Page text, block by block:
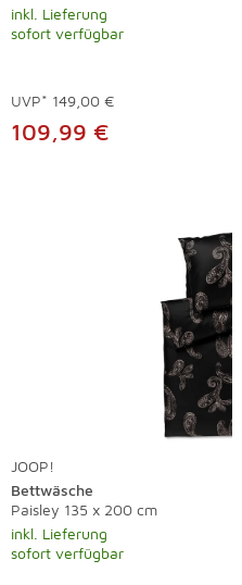
inkl. Lieferung
sofort verfügbar
UVP* 149,00 €
109,99 €
JOOP!
Bettwäsche
Paisley 135 x 200 cm
inkl. Lieferung
sofort verfügbar